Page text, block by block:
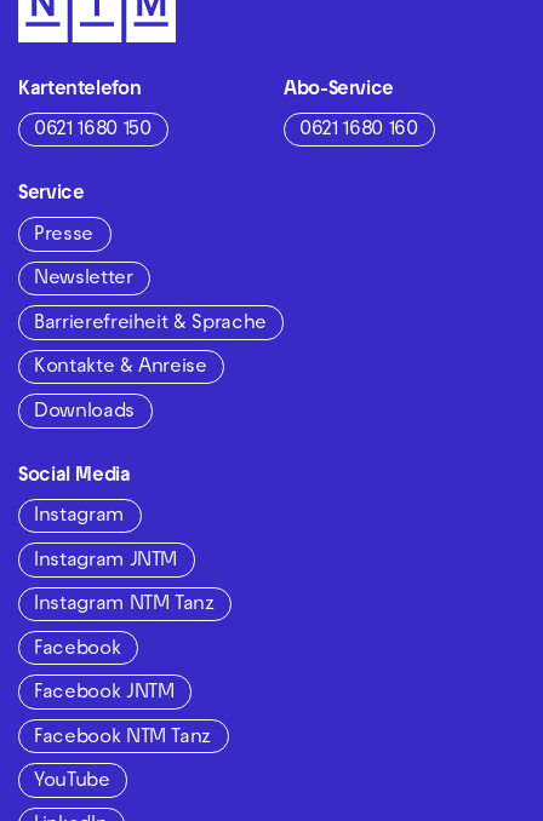
Kartentelefon
0621 1680 150
Abo-Service
0621 1680 160
Service
Presse
Newsletter
Barrierefreiheit & Sprache
Kontakte & Anreise
Downloads
Social Media
Instagram
Instagram JNTM
Instagram NTM Tanz
Facebook
Facebook JNTM
Facebook NTM Tanz
YouTube